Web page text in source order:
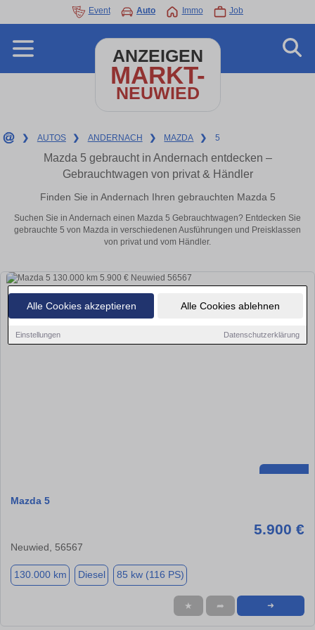
Alle Cookies akzeptieren Alle Cookies ablehnen
Einstellungen Datenschutzerklärung
Event Auto Immo Job
ANZEIGEN
MARKT-
NEUWIED
❯ AUTOS ❯ ANDERNACH ❯ MAZDA ❯ 5
Mazda 5 gebraucht in Andernach entdecken –
Gebrauchtwagen von privat & Händler
Finden Sie in Andernach Ihren gebrauchten Mazda 5
Suchen Sie in Andernach einen Mazda 5 Gebrauchtwagen? Entdecken Sie
gebrauchte 5 von Mazda in verschiedenen Ausführungen und Preisklassen
von privat und vom Händler.
Mazda 5
5.900 €
Neuwied, 56567
130.000 km Diesel 85 kw (116 PS)
★ ➦ ➜